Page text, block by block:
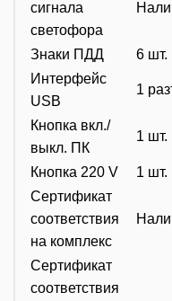
сигнала
светофора
Знаки ПДД
6 шт.
Интерфейс
USB
1
Кнопка вкл./
выкл. ПК
1 шт.
Кнопка 220 V
1 шт.
Сертификат
соответствия
на комплекс
Сертификат
соответствия